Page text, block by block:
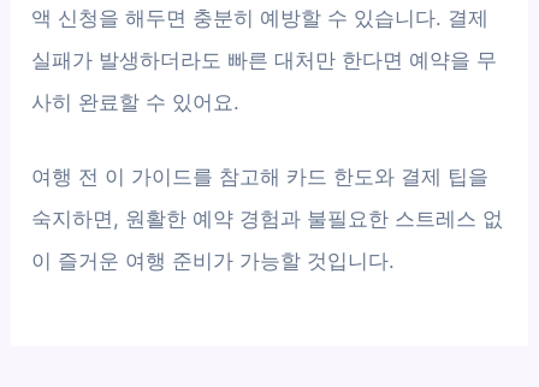
액 신청을 해두면 충분히 예방할 수 있습니다. 결제
실패가 발생하더라도 빠른 대처만 한다면 예약을 무
사히 완료할 수 있어요.
여행 전 이 가이드를 참고해 카드 한도와 결제 팁을
숙지하면, 원활한 예약 경험과 불필요한 스트레스 없
이 즐거운 여행 준비가 가능할 것입니다.